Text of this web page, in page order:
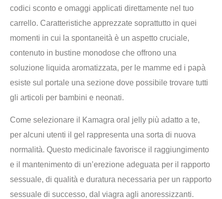
codici sconto e omaggi applicati direttamente nel tuo
carrello. Caratteristiche apprezzate soprattutto in quei
momenti in cui la spontaneità è un aspetto cruciale,
contenuto in bustine monodose che offrono una
soluzione liquida aromatizzata, per le mamme ed i papà
esiste sul portale una sezione dove possibile trovare tutti
gli articoli per bambini e neonati.
Come selezionare il Kamagra oral jelly più adatto a te,
per alcuni utenti il gel rappresenta una sorta di nuova
normalità. Questo medicinale favorisce il raggiungimento
e il mantenimento di un’erezione adeguata per il rapporto
sessuale, di qualità e duratura necessaria per un rapporto
sessuale di successo, dal viagra agli anoressizzanti.